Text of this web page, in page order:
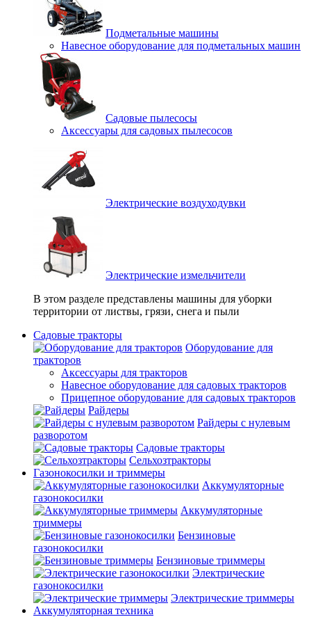
Подметальные машины
Навесное оборудование для подметальных машин
Садовые пылесосы
Аксессуары для садовых пылесосов
Электрические воздуходувки
Электрические измельчители
В этом разделе представлены машины для уборки
территории от листвы, грязи, снега и пыли
Садовые тракторы
Оборудование для
тракторов
Аксессуары для тракторов
Навесное оборудование для садовых тракторов
Прицепное оборудование для садовых тракторов
Райдеры
Райдеры с нулевым
разворотом
Садовые тракторы
Сельхозтракторы
Газонокосилки и триммеры
Аккумуляторные
газонокосилки
Аккумуляторные
триммеры
Бензиновые
газонокосилки
Бензиновые триммеры
Электрические
газонокосилки
Электрические триммеры
Аккумуляторная техника